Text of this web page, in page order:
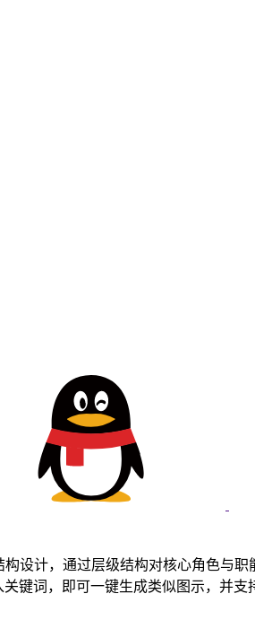
设计，通过层级结构对核心角色与
并输入关键词，即可一键生成类似图示，并